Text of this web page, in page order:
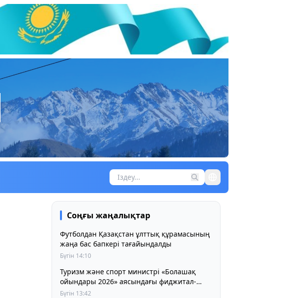
Соңғы жаңалықтар
Футболдан Қазақстан ұлттық құрамасының
жаңа бас бапкері тағайындалды
Бүгін 14:10
Туризм және спорт министрі «Болашақ
ойындары 2026» аясындағы фиджитал-
футбол жарысына қатысты
Бүгін 13:42